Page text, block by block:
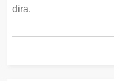
dira.